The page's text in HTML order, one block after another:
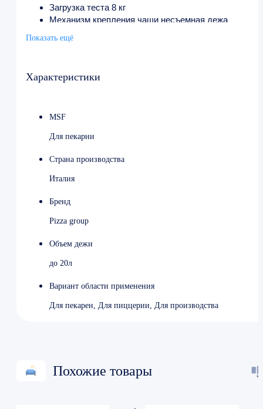
Загрузка теста 8 кг
Механизм крепления чаши несъемная дежа
Напряжение 220 В
Глубина 560 мм
Страна производства Италия
Показать ещё
Характеристики
MSF
Для пекарни
Страна производства
Италия
Бренд
Pizza group
Объем дежи
до 20л
Вариант области применения
Для пекарен, Для пиццерии, Для производства
Похожие товары